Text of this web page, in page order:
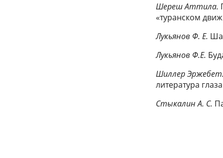
Шереш Аттила.
«туранском
Лукьянов Ф. Е.
Лукьянов Ф.Е.
Шиллер
литература
Стыкалин А. С.